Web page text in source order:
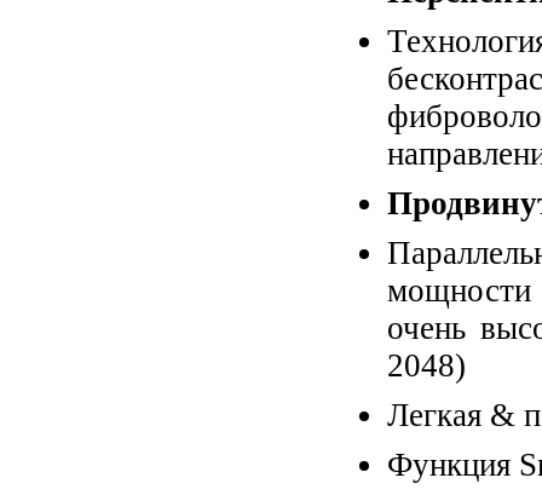
очень
2048)
Легкая &
Функция